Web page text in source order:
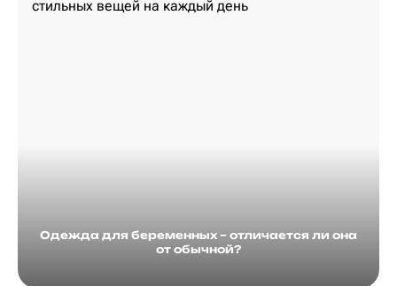
Одежда для беременных – отличается ли она
от обычной?